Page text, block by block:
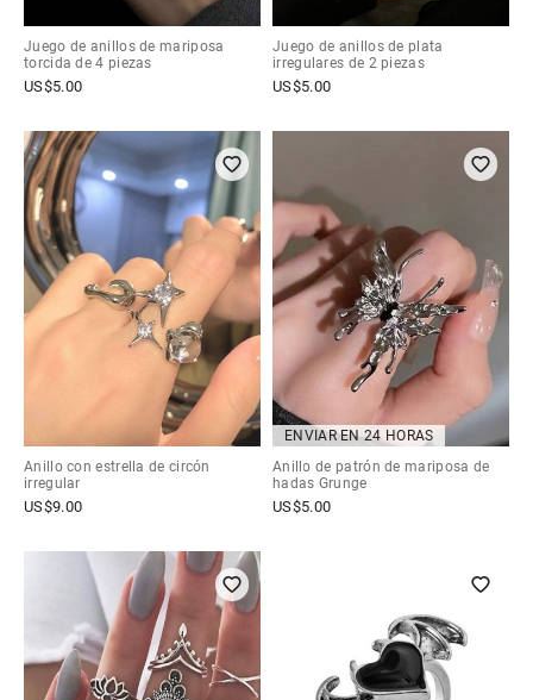
Juego de anillos de mariposa
torcida de 4 piezas
US$5.00
Juego de anillos de plata
irregulares de 2 piezas
US$5.00
Anillo con estrella de circón
irregular
US$9.00
ENVIAR EN 24 HORAS
Anillo de patrón de mariposa de
hadas Grunge
US$5.00